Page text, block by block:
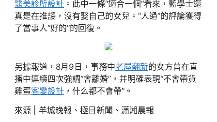
醫美診所設計 。此中一條“適合一個“看來，藍學士還
真是在推諉，沒有娶自己的女兒。”人過”的評論獲得
了當事人“好的”的回復。
另據報道，8月9日，事務中老屋翻新的女方曾在直
播中連續四次強調“會離婚”，并明確表現“不會帶貨
雞蛋客變設計 ，什么都不會帶”。
來源 | 羊城晚報、極目新聞、瀟湘晨報